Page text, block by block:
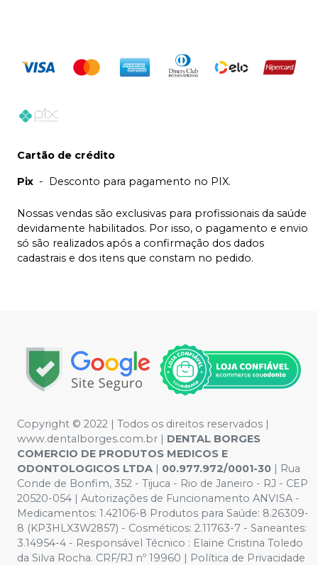
Cartão de crédito
Pix - Desconto para pagamento no PIX.
Nossas vendas são exclusivas para profissionais da saúde
devidamente habilitados. Por isso, o pagamento e envio
só são realizados após a confirmação dos dados
cadastrais e dos itens que constam no pedido.
Copyright © 2022 | Todos os direitos reservados |
www.dentalborges.com.br | DENTAL BORGES
COMERCIO DE PRODUTOS MEDICOS E
ODONTOLOGICOS LTDA | 00.977.972/0001-30 | Rua
Conde de Bonfim, 352 - Tijuca - Rio de Janeiro - RJ - CEP
20520-054 | Autorizações de Funcionamento ANVISA -
Medicamentos: 1.42106-8 Produtos para Saúde: 8.26309-
8 (KP3HLX3W2857) - Cosméticos: 2.11763-7 - Saneantes:
3.14954-4 - Responsável Técnico : Elaine Cristina Toledo
da Silva Rocha. CRF/RJ nº 19960 | Política de Privacidade